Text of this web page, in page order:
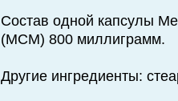
Состав одной капсулы
(МСМ) 800 миллиграмм.
Другие ингредиенты: